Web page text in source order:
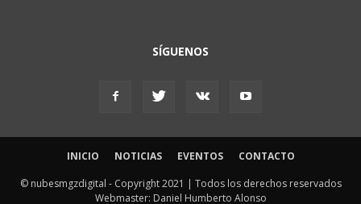
SÍGUENOS
INICIO NOTICIAS EVENTOS
CONTACTO
© nubesmgzdigital - Copyright 2021 | Todos los derechos reservados
Webmaster: Daniel Humberto Alonso